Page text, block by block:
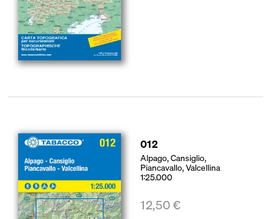
012
Alpago, Cansiglio,
Piancavallo, Valcellina
1:25.000
12,50€